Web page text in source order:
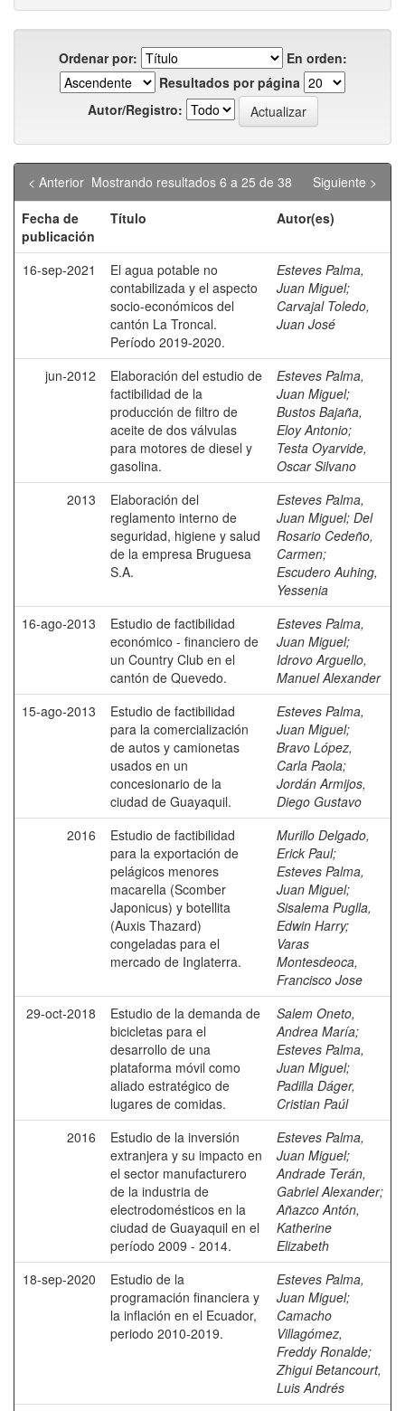
Ordenar por:
En orden:
Resultados por página
Autor/Registro:
Mostrando resultados 6 a 25 de 38
< Anterior
Siguiente >
Fecha de
publicación
Título Autor(es)
16-sep-2021
El agua potable no
contabilizada y el aspecto
socio-económicos del
cantón La Troncal.
Período 2019-2020.
Esteves Palma,
Juan Miguel;
Carvajal Toledo,
Juan José
jun-2012
Elaboración del estudio de
factibilidad de la
producción de filtro de
aceite de dos válvulas
para motores de diesel y
gasolina.
Esteves Palma,
Juan Miguel;
Bustos Bajaña,
Eloy Antonio;
Testa Oyarvide,
Oscar Silvano
2013
Elaboración del
reglamento interno de
seguridad, higiene y salud
de la empresa Bruguesa
S.A.
Esteves Palma,
Juan Miguel; Del
Rosario Cedeño,
Carmen;
Escudero Auhing,
Yessenia
16-ago-2013
Estudio de factibilidad
económico - financiero de
un Country Club en el
cantón de Quevedo.
Esteves Palma,
Juan Miguel;
Idrovo Arguello,
Manuel Alexander
15-ago-2013
Estudio de factibilidad
para la comercialización
de autos y camionetas
usados en un
concesionario de la
ciudad de Guayaquil.
Esteves Palma,
Juan Miguel;
Bravo López,
Carla Paola;
Jordán Armijos,
Diego Gustavo
2016
Estudio de factibilidad
para la exportación de
pelágicos menores
macarella (Scomber
Japonicus) y botellita
(Auxis Thazard)
congeladas para el
mercado de Inglaterra.
Murillo Delgado,
Erick Paul;
Esteves Palma,
Juan Miguel;
Sisalema Puglla,
Edwin Harry;
Varas
Montesdeoca,
Francisco Jose
29-oct-2018
Estudio de la demanda de
bicicletas para el
desarrollo de una
plataforma móvil como
aliado estratégico de
lugares de comidas.
Salem Oneto,
Andrea María;
Esteves Palma,
Juan Miguel;
Padilla Dáger,
Cristian Paúl
2016
Estudio de la inversión
extranjera y su impacto en
el sector manufacturero
de la industria de
electrodomésticos en la
ciudad de Guayaquil en el
período 2009 - 2014.
Esteves Palma,
Juan Miguel;
Andrade Terán,
Gabriel Alexander;
Añazco Antón,
Katherine
Elizabeth
18-sep-2020
Estudio de la
programación financiera y
la inflación en el Ecuador,
periodo 2010-2019.
Esteves Palma,
Juan Miguel;
Camacho
Villagómez,
Freddy Ronalde;
Zhigui Betancourt,
Luis Andrés